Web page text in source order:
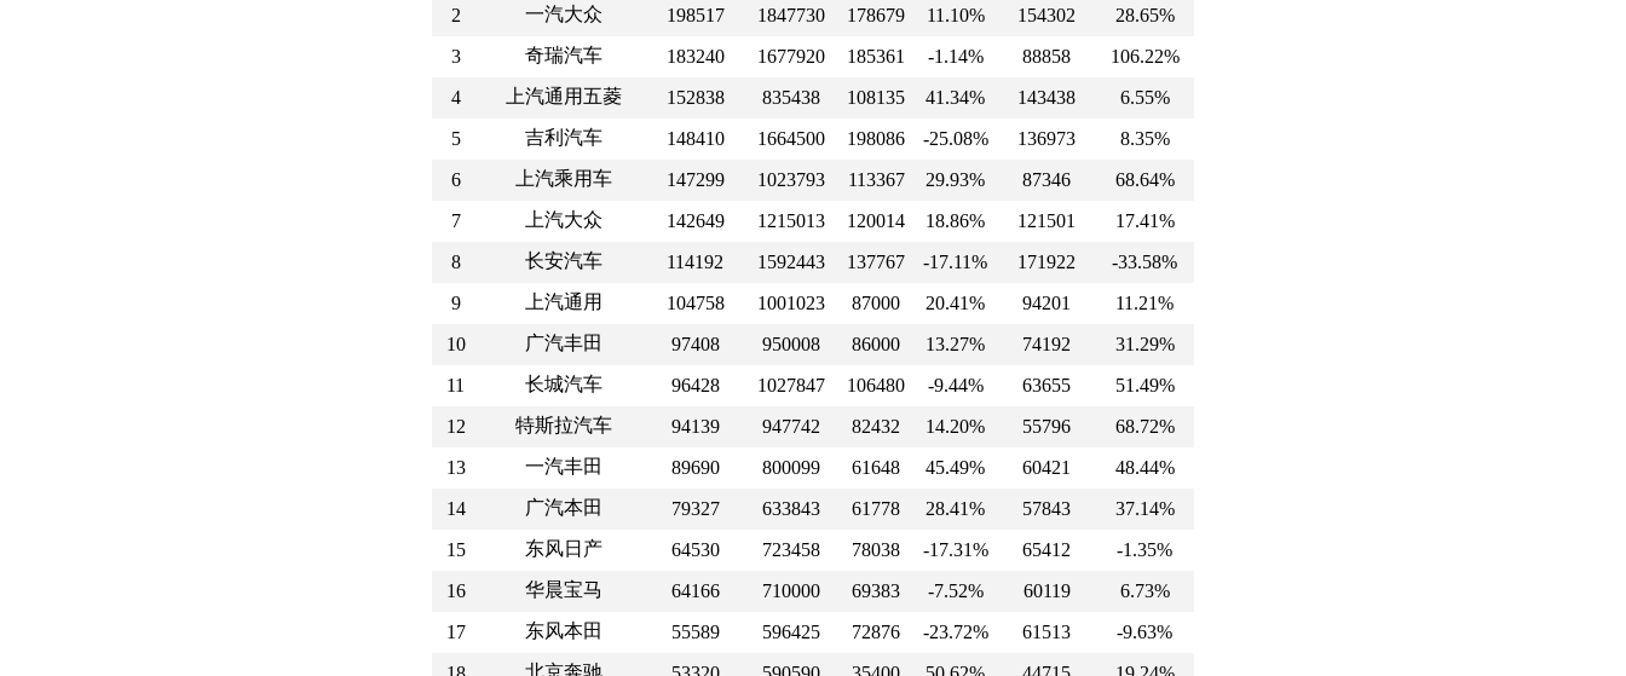
2
一汽大众 198517 1847730 178679 11.10% 154302
28.65%
3
奇瑞汽车 183240 1677920 185361 -1.14% 88858
106.22%
4
上汽通用五菱 152838 835438 108135 41.34% 143438
6.55%
5
吉利汽车 148410 1664500 198086 -25.08% 136973
8.35%
6
上汽乘用车 147299 1023793 113367 29.93% 87346
68.64%
7
上汽大众 142649 1215013 120014 18.86% 121501
17.41%
8
长安汽车 114192 1592443 137767 -17.11% 171922
-33.58%
9
上汽通用 104758 1001023 87000 20.41% 94201
11.21%
10
广汽丰田 97408 950008 86000 13.27% 74192
31.29%
11
长城汽车 96428 1027847 106480 -9.44% 63655
51.49%
12
特斯拉汽车 94139 947742 82432 14.20% 55796
68.72%
13
一汽丰田 89690 800099 61648 45.49% 60421
48.44%
14
广汽本田 79327 633843 61778 28.41% 57843
37.14%
15
东风日产 64530 723458 78038 -17.31% 65412
-1.35%
16
华晨宝马 64166 710000 69383 -7.52% 60119
6.73%
17
东风本田 55589 596425 72876 -23.72% 61513
-9.63%
北京奔驰